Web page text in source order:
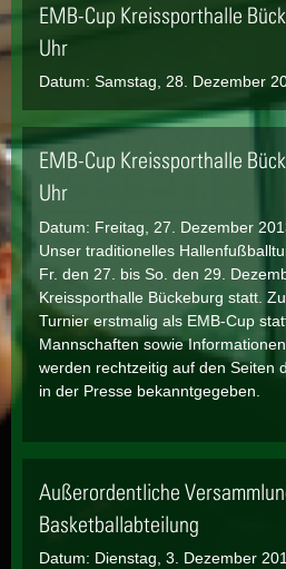
EMB-Cup Kreissporthalle
Uhr
Datum: Samstag, 28. Dezember
EMB-Cup Kreissporthalle
Uhr
Datum: Freitag, 27. Dezember
Unser traditionelles
Fr. den 27. bis So. den 29.
Kreissporthalle Bückeburg statt.
Turnier erstmalig als EMB-Cup
Mannschaften sowie
werden rechtzeitig auf den Seiten
in der Presse bekanntgegeben.
Außerordentliche
Basketballabteilung
Datum: Dienstag, 3. Dezember